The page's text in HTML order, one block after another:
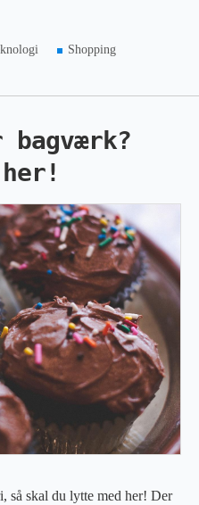
Shopping
så skal du lytte med her! Der